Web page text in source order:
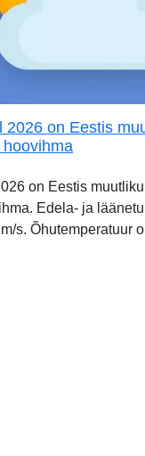
2026 on Eestis
on Eestis
Edela- ja
s. Õhutemperatuur